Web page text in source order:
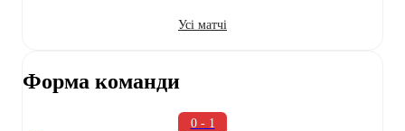
Усі матчі
Форма команди
0 - 1